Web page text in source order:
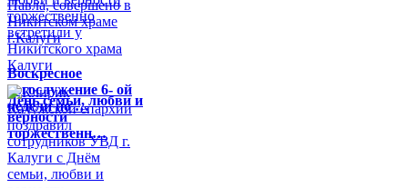
Воскресное
богослужение 6- ой
недели по …
День семьи, любви и
верности
торжественн…